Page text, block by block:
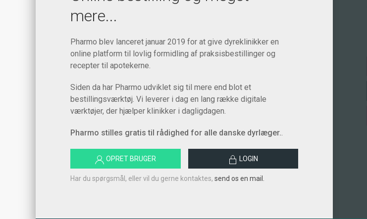
mere...
Pharmo blev lanceret januar 2019 for at give dyreklinikker en
online platform til lovlig formidling af praksisbestillinger og
recepter til apotekerne.
Siden da har Pharmo udviklet sig til mere end blot et
bestillingsværktøj. Vi leverer i dag en lang række digitale
værktøjer, der hjælper klinikker i dagligdagen.
Pharmo stilles gratis til rådighed for alle danske dyrlæger..
OPRET BRUGER LOGIN
Har du spørgsmål, eller vil du gerne kontaktes, send os en mail.